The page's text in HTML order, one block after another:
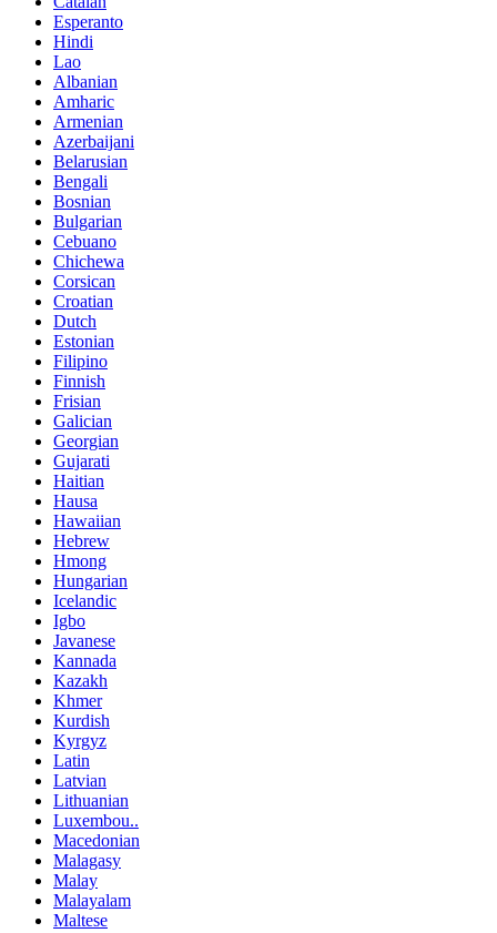
Esperanto
Hindi
Lao
Albanian
Amharic
Armenian
Azerbaijani
Belarusian
Bengali
Bosnian
Bulgarian
Cebuano
Chichewa
Corsican
Croatian
Dutch
Estonian
Filipino
Finnish
Frisian
Galician
Georgian
Gujarati
Haitian
Hausa
Hawaiian
Hebrew
Hmong
Hungarian
Icelandic
Igbo
Javanese
Kannada
Kazakh
Khmer
Kurdish
Kyrgyz
Latin
Latvian
Lithuanian
Luxembou..
Macedonian
Malagasy
Malay
Malayalam
Maltese